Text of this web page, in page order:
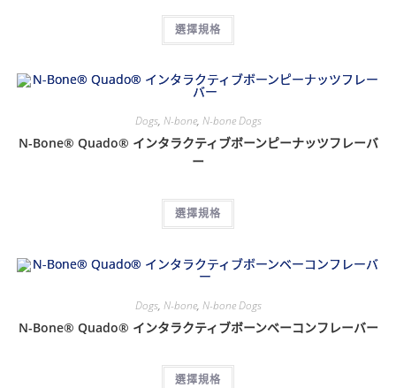
選擇規格
Dogs, N-bone, N-bone Dogs
N-Bone® Quado® インタラクティブボーンピーナッツフレーバ
ー
選擇規格
Dogs, N-bone, N-bone Dogs
N-Bone® Quado® インタラクティブボーンベーコンフレーバー
選擇規格